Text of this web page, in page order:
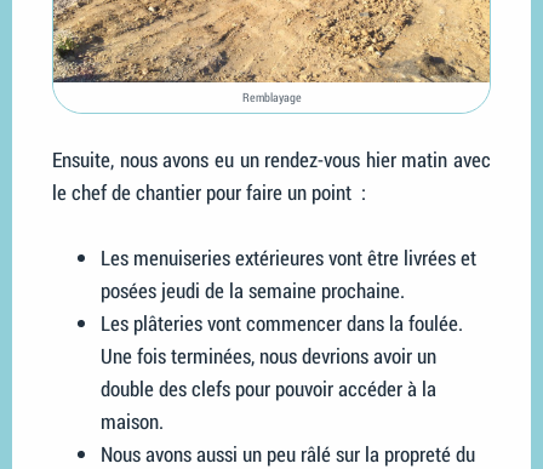
Remblayage
Ensuite, nous avons eu un rendez-vous hier matin avec
le chef de chantier pour faire un point :
Les menuiseries extérieures vont être livrées et
posées jeudi de la semaine prochaine.
Les plâteries vont commencer dans la foulée.
Une fois terminées, nous devrions avoir un
double des clefs pour pouvoir accéder à la
maison.
Nous avons aussi un peu râlé sur la propreté du